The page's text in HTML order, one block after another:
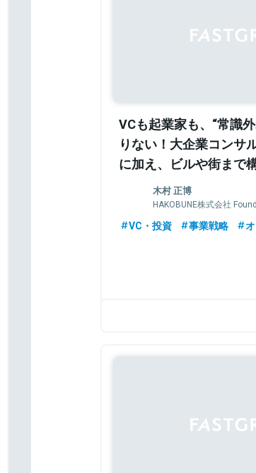
VCも起業家も、“常識
りない！大企業コンサ
に加え、ビルや街まで
VC・HAKOBUNE木村
木村 正博
HAKOBUNE株式会社
VC・投資 事業戦略